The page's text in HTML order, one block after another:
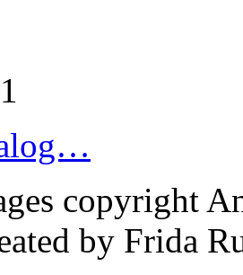
copyright
by Frida